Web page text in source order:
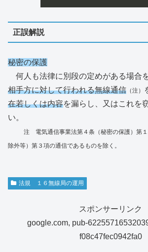
正誤解説
秘密の保護
何人も法律に別段の定めがある場合
相手方に対して行われる無線通信 （注）
在若しくは内容を漏らし、又はこれを
い。
注 電気通信事業法第４条（秘密の保護）第
除外等）第３項の通信であるものを除く。
法規 １６無線局の運用
スポンサーリンク
google.com, pub-
f08c47fec0942fa0